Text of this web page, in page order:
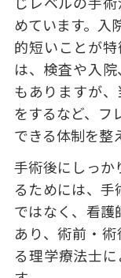
めています。入
的短いことが
は、検査や入
もありますが
をするなど、フ
できる体制を整
手術後にしっか
るためには、
ではなく、看護
あり、術前・
る理学療法士